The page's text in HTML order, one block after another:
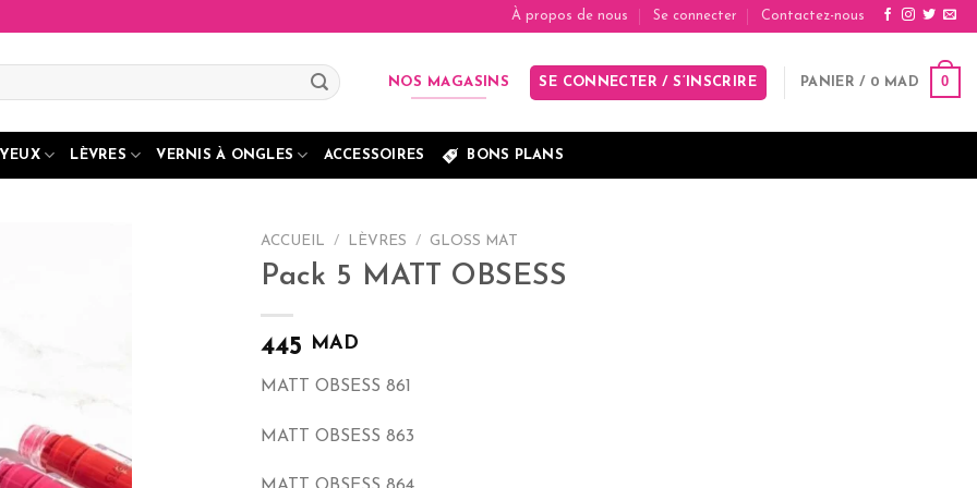
À propos de nous Se connecter Contactez-nous
NOS MAGASINS SE CONNECTER / S’INSCRIRE PANIER / 0 MAD 0
YEUX LÈVRES VERNIS À ONGLES ACCESSOIRES BONS PLANS
ACCUEIL / LÈVRES / GLOSS MAT
Pack 5 MATT OBSESS
445 MAD
MATT OBSESS 861
MATT OBSESS 863